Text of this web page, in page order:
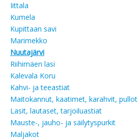
Iittala
Kumela
Kupittaan savi
Marimekko
Nuutajärvi
Riihimäen lasi
Kalevala Koru
Kahvi- ja teeastiat
Maitokannut, kaatimet, karahvit, pullot
Lasit, lautaset, tarjoiluastiat
Mauste-, jauho- ja säilytyspurkit
Maljakot